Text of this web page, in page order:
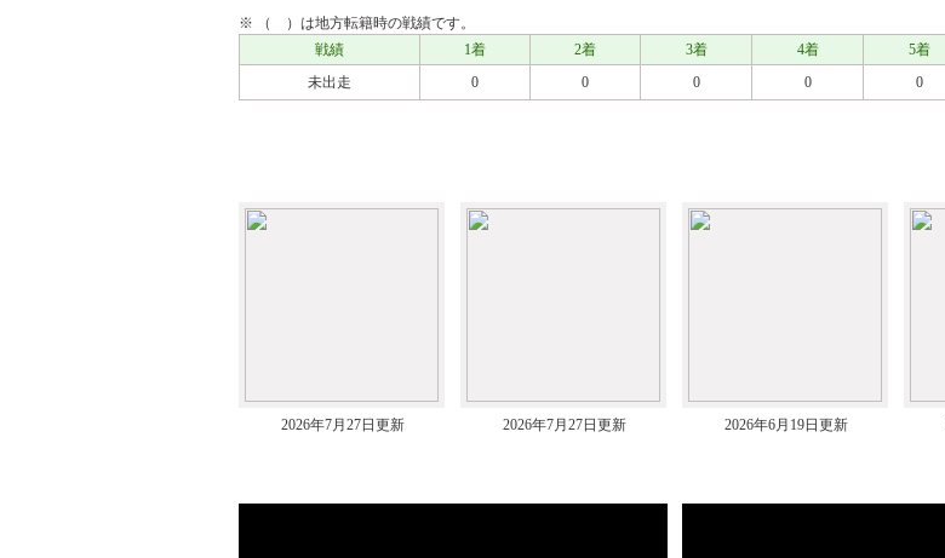
※ （ ）は地方転籍時の戦績です。
戦績
1着 2着 3着 4着 5着
未出走
0 0 0 0 0
2026年7月27日更新 2026年7月27日更新 2026年6月19日更新